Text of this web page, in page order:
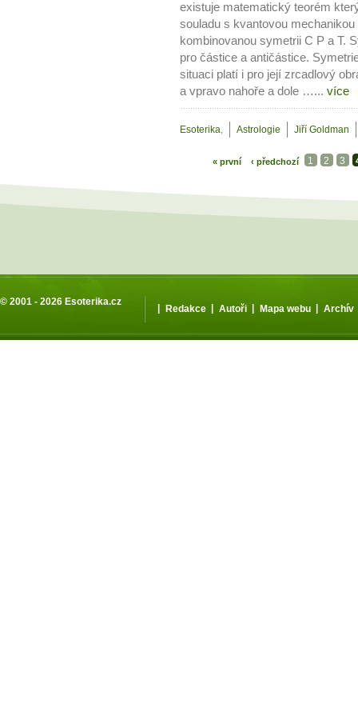
existuje matematický teorém
souladu s kvantovou
kombinovanou symetrii C P a T.
pro částice a antičástice.
situaci platí i pro její zrcadlový
a vpravo nahoře a dole …... více
Esoterika, Astrologie Jiří Goldman
« první ‹ předchozí 1 2 3
© 2001 - 2026 Esoterika.cz
| Redakce | Autoři | Mapa webu | Archív